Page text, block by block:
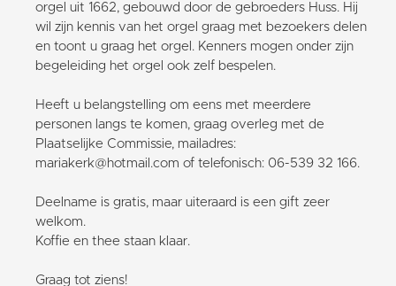
orgel uit 1662, gebouwd door de gebroeders Huss. Hij
wil zijn kennis van het orgel graag met bezoekers delen
en toont u graag het orgel. Kenners mogen onder zijn
begeleiding het orgel ook zelf bespelen.
Heeft u belangstelling om eens met meerdere
personen langs te komen, graag overleg met de
Plaatselijke Commissie, mailadres:
mariakerk@hotmail.com of telefonisch: 06-539 32 166.
Deelname is gratis, maar uiteraard is een gift zeer
welkom.
Koffie en thee staan klaar.
Graag tot ziens!